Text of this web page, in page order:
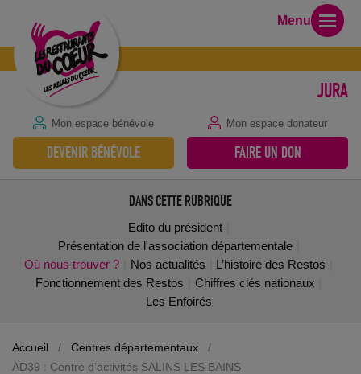
JURA
Mon espace bénévole Mon espace donateur
DEVENIR BÉNÉVOLE FAIRE UN DON
Menu
DANS CETTE RUBRIQUE
Edito du président
Présentation de l'association départementale
Où nous trouver ?
Nos actualités
L’histoire des Restos
Fonctionnement des Restos
Chiffres clés nationaux
Les Enfoirés
Accueil / Centres départementaux
/
AD39 : Centre d’activités SALINS LES BAINS